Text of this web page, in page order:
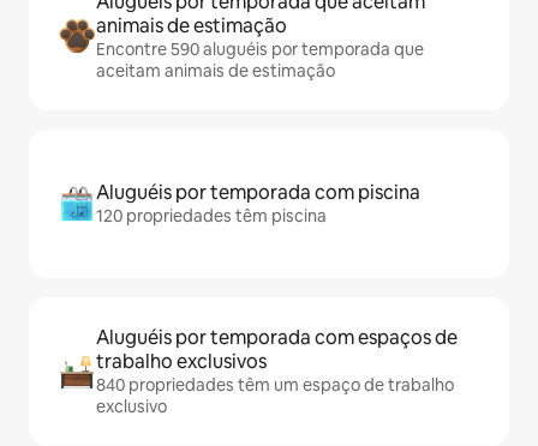
animais de estimação
Encontre 590 aluguéis por temporada que
aceitam animais de estimação
Aluguéis por temporada com piscina
120 propriedades têm piscina
Aluguéis por temporada com espaços de
trabalho exclusivos
840 propriedades têm um espaço de trabalho
exclusivo